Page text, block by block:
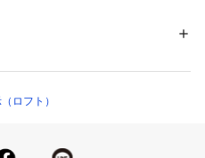
ロフト）